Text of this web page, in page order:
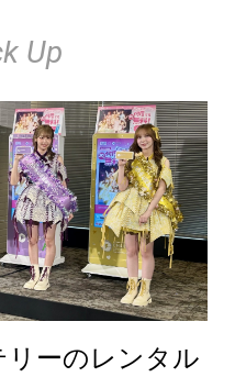
Up
ーのレンタル